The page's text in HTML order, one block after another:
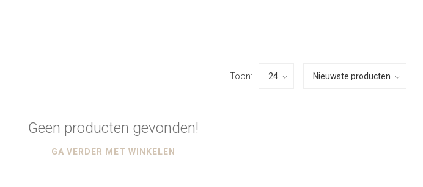
Toon:
Geen producten gevonden!
GA VERDER MET WINKELEN